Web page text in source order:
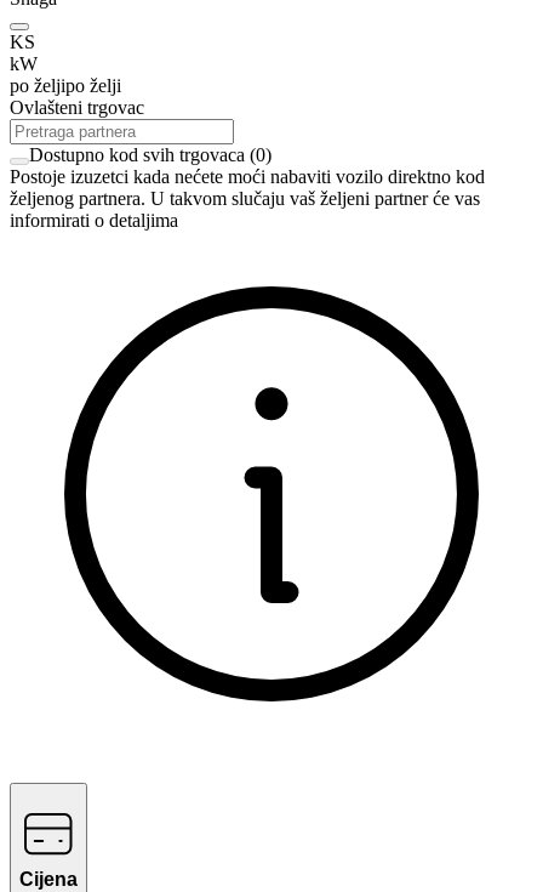
KS
kW
po željipo želji
Ovlašteni trgovac
Dostupno kod svih trgovaca (0)
Postoje izuzetci kada nećete moći nabaviti vozilo direktno kod
željenog partnera. U takvom slučaju vaš željeni partner će vas
informirati o detaljima
Cijena